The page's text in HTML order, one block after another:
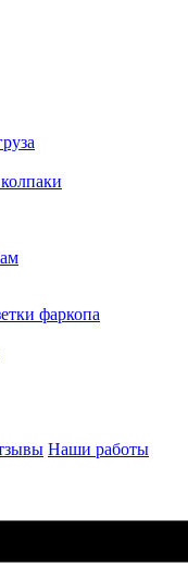
фаркопа
Наши работы